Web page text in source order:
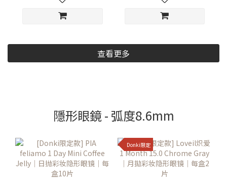
查看更多
隱形眼鏡 - 弧度8.6mm
Donki限定